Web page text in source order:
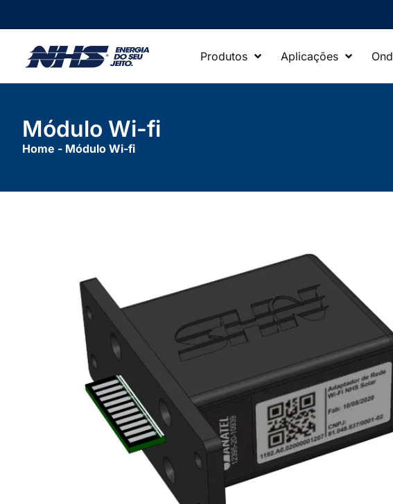
Produtos Aplicações
Módulo Wi-fi
Home - Módulo Wi-fi